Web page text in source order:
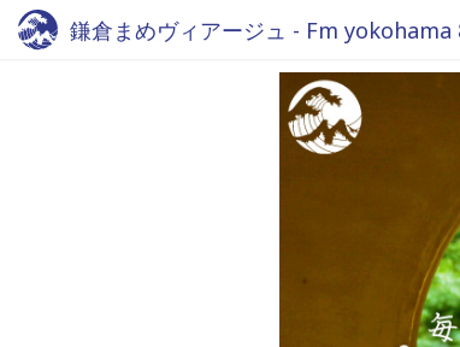
鎌倉まめヴィアージュ - Fm yokohama